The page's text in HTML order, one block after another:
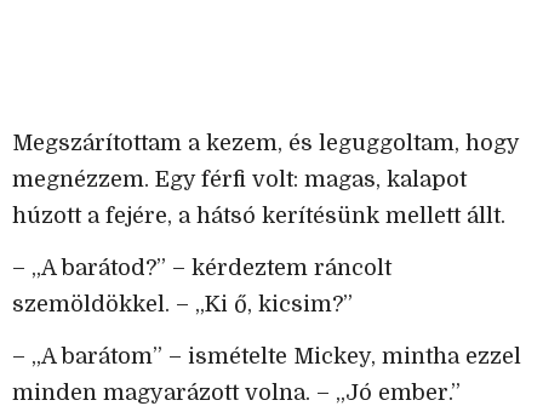
Megszárítottam a kezem, és leguggoltam, hogy
megnézzem. Egy férfi volt: magas, kalapot
húzott a fejére, a hátsó kerítésünk mellett állt.
– „A barátod?” – kérdeztem ráncolt
szemöldökkel. – „Ki ő, kicsim?”
– „A barátom” – ismételte Mickey, mintha ezzel
minden magyarázott volna. – „Jó ember.”